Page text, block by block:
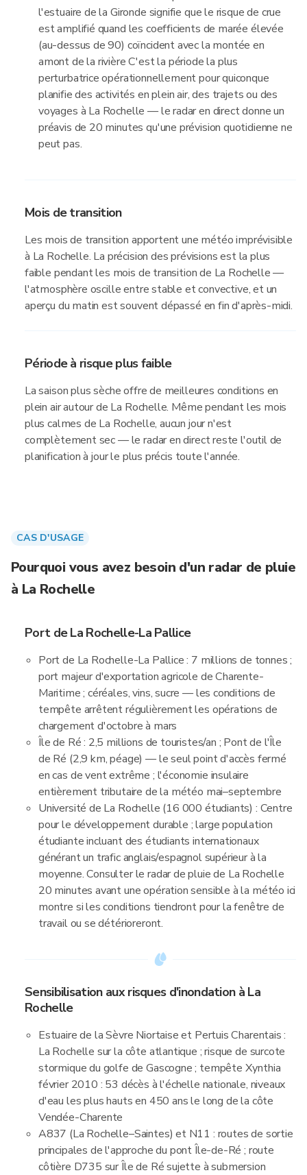
l'estuaire de la Gironde signifie que le risque de crue
est amplifié quand les coefficients de marée élevée
(au-dessus de 90) coïncident avec la montée en
amont de la rivière C'est la période la plus
perturbatrice opérationnellement pour quiconque
planifie des activités en plein air, des trajets ou des
voyages à La Rochelle — le radar en direct donne un
préavis de 20 minutes qu'une prévision quotidienne ne
peut pas.
Mois de transition
Les mois de transition apportent une météo imprévisible
à La Rochelle. La précision des prévisions est la plus
faible pendant les mois de transition de La Rochelle —
l'atmosphère oscille entre stable et convective, et un
aperçu du matin est souvent dépassé en fin d'après-midi.
Période à risque plus faible
La saison plus sèche offre de meilleures conditions en
plein air autour de La Rochelle. Même pendant les mois
plus calmes de La Rochelle, aucun jour n'est
complètement sec — le radar en direct reste l'outil de
planification à jour le plus précis toute l'année.
CAS D'USAGE
Pourquoi vous avez besoin d'un radar de pluie
à La Rochelle
Port de La Rochelle-La Pallice
Port de La Rochelle-La Pallice : 7 millions de tonnes ;
port majeur d'exportation agricole de Charente-
Maritime ; céréales, vins, sucre — les conditions de
tempête arrêtent régulièrement les opérations de
chargement d'octobre à mars
Île de Ré : 2,5 millions de touristes/an ; Pont de l'Île
de Ré (2,9 km, péage) — le seul point d'accès fermé
en cas de vent extrême ; l'économie insulaire
entièrement tributaire de la météo mai–septembre
Université de La Rochelle (16 000 étudiants) : Centre
pour le développement durable ; large population
étudiante incluant des étudiants internationaux
générant un trafic anglais/espagnol supérieur à la
moyenne. Consulter le radar de pluie de La Rochelle
20 minutes avant une opération sensible à la météo ici
montre si les conditions tiendront pour la fenêtre de
travail ou se détérioreront.
Sensibilisation aux risques d'inondation à La
Rochelle
Estuaire de la Sèvre Niortaise et Pertuis Charentais :
La Rochelle sur la côte atlantique ; risque de surcote
stormique du golfe de Gascogne ; tempête Xynthia
février 2010 : 53 décès à l'échelle nationale, niveaux
d'eau les plus hauts en 450 ans le long de la côte
Vendée-Charente
A837 (La Rochelle–Saintes) et N11 : routes de sortie
principales de l'approche du pont Île-de-Ré ; route
côtière D735 sur Île de Ré sujette à submersion